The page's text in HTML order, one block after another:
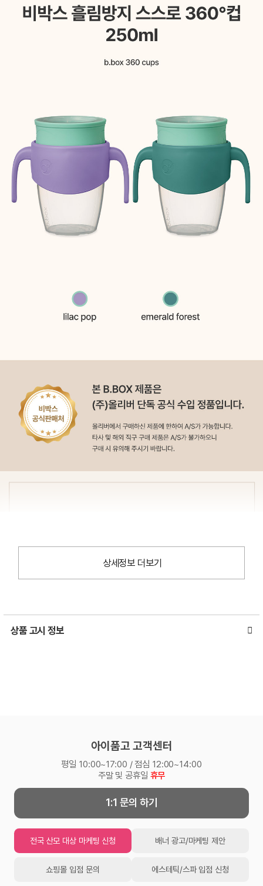
상세정보 더보기
상품 고시 정보
아이품고 고객센터
평일 10:00~17:00 / 점심 12:00~14:00
주말 및 공휴일 휴무
1:1 문의 하기
전국 산모 대상 마케팅 신청 배너 광고/마케팅 제안
쇼핑몰 입점 문의 에스테틱/스파 입점 신청